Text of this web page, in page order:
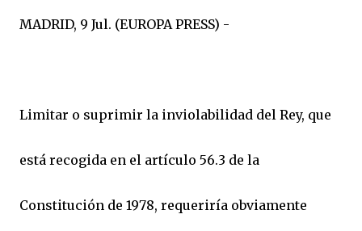
MADRID, 9 Jul. (EUROPA PRESS) -
Limitar o suprimir la inviolabilidad del Rey, que
está recogida en el artículo 56.3 de la
Constitución de 1978, requeriría obviamente